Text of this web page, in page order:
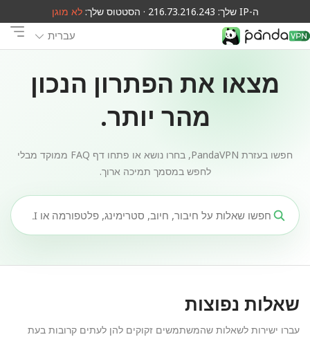
ה-IP שלך: 216.73.216.243 · הסטטוס שלך: לא מוגן
עברית
מצאו את הפתרון הנכון
מהר יותר.
חפשו בעזרת PandaVPN, בחרו נושא או פתחו דף FAQ ממוקד מבלי
לחפש במסמך תמיכה ארוך.
שאלות נפוצות
עברו ישירות לשאלות שהמשתמשים זקוקים להן לעתים קרובות בעת